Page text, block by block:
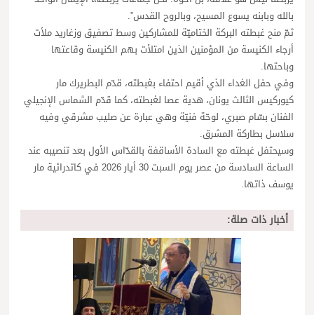
بالله وبابنه يسوع المسيح، وبالروح القدس”.
ثمّ منح غبطته البركة الختاميّة للمشاركين وسط تصفيق وزغاريد ملأت
أرجاء الكنيسة من المؤمنين الذين امتلأت بهم الكنيسة وقاعتها
وباحتها.
وفي حفل الغداء الذي أقيم احتفاء بغبطته، قدّم البطريرك مار
كيوركيس الثالث يونان، هدية عصا لغبطته، كما قدّم الشماس الإنجيلي
الفنان بسّام صبري، لوحّة فنيّة وهي عبارة عن صليب مشرقي وفيه
سلاسل بطاركة المشرق.
وسيحتفل غبطته مع السادة الأساقفة بالقدّاس الأول بعد تنصيبه عند
الساعة السادسة من عصر يوم السبت 30 أيار 2026 في كاتدرائية مار
يوسف ذاتها.
أخبار ذات صلة: